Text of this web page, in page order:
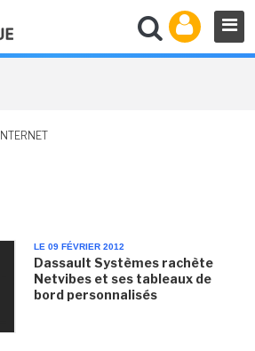
INTERNET
LE 09 FÉVRIER 2012
Dassault Systèmes rachète
Netvibes et ses tableaux de
bord personnalisés